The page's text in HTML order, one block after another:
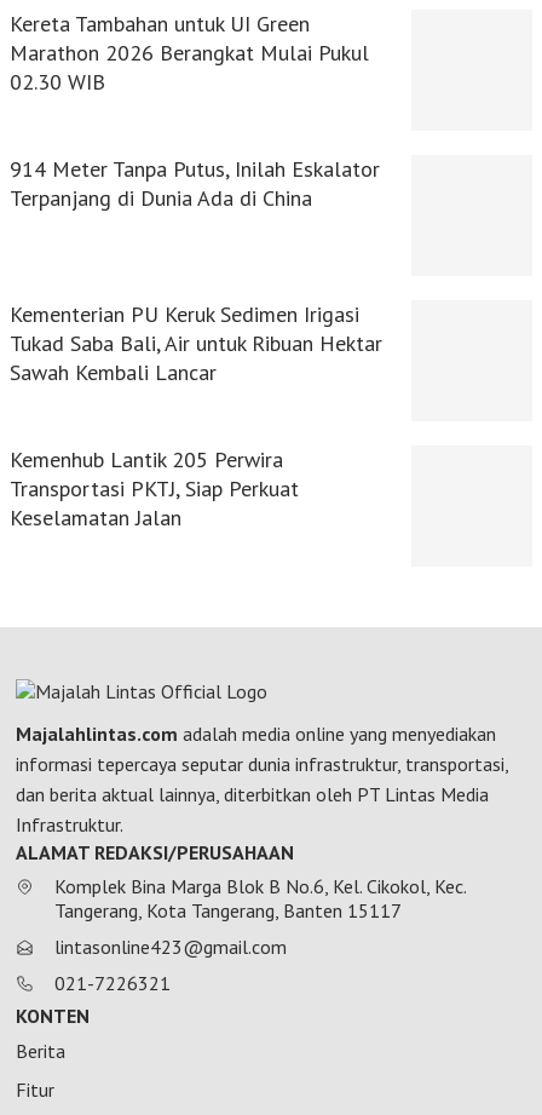
Kereta Tambahan untuk UI Green
Marathon 2026 Berangkat Mulai Pukul
02.30 WIB
914 Meter Tanpa Putus, Inilah Eskalator
Terpanjang di Dunia Ada di China
Kementerian PU Keruk Sedimen Irigasi
Tukad Saba Bali, Air untuk Ribuan Hektar
Sawah Kembali Lancar
Kemenhub Lantik 205 Perwira
Transportasi PKTJ, Siap Perkuat
Keselamatan Jalan
Majalahlintas.com adalah media online yang menyediakan
informasi tepercaya seputar dunia infrastruktur, transportasi,
dan berita aktual lainnya, diterbitkan oleh PT Lintas Media
Infrastruktur.
ALAMAT REDAKSI/PERUSAHAAN
Komplek Bina Marga Blok B No.6, Kel. Cikokol, Kec.
Tangerang, Kota Tangerang, Banten 15117
lintasonline423@gmail.com
021-7226321
KONTEN
Berita
Fitur